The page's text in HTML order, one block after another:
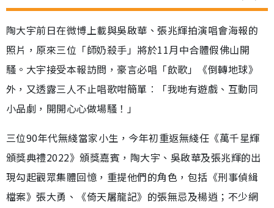
陶大宇前日在微博上載與吳啟華、張兆輝拍演唱會海報的
照片，原來三位「師奶殺手」將於11月中合體假佛山開
騷。大宇接受本報訪問，豪言必唱「飲歌」《倒轉地球》
外，又透露三人不止唱歌咁簡單︰「我哋有遊戲、互動同
小品劇，開開心心做場騷！」
三位90年代無綫當家小生，今年初重返無綫任《萬千星輝
頒獎典禮2022》頒獎嘉賓，陶大宇、吳啟華及張兆輝的出
現勾起觀眾集體回憶，重提他們的角色，包括《刑事偵緝
檔案》張大勇、《倚天屠龍記》的張無忌及楊逍；不少網